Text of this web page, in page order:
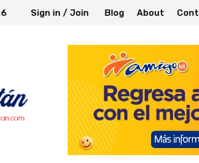
Sign in / Join Blog About